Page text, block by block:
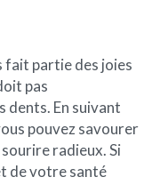
fait partie des joies
pas
dents. En suivant
pouvez savourer
radieux. Si
de votre santé